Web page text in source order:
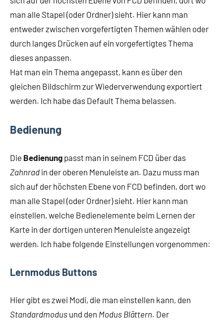
man alle Stapel (oder Ordner) sieht. Hier kann man
entweder zwischen vorgefertigten Themen wählen oder
durch langes Drücken auf ein vorgefertigtes Thema
dieses anpassen.
Hat man ein Thema angepasst, kann es über den
gleichen Bildschirm zur Wiederverwendung exportiert
werden. Ich habe das Default Thema belassen.
Bedienung
Die Bedienung passt man in seinem FCD über das
Zahnrad in der oberen Menuleiste an. Dazu muss man
sich auf der höchsten Ebene von FCD befinden, dort wo
man alle Stapel (oder Ordner) sieht. Hier kann man
einstellen, welche Bedienelemente beim Lernen der
Karte in der dortigen unteren Menuleiste angezeigt
werden. Ich habe folgende Einstellungen vorgenommen:
Lernmodus Buttons
Hier gibt es zwei Modi, die man einstellen kann, den
Standardmodus und den Modus Blättern. Der